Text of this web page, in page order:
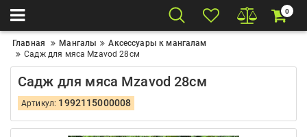
0
Главная Мангалы
Аксессуары к мангалам
Садж для мяса Mzavod 28см
Садж для мяса Mzavod 28см
Артикул: 1992115000008